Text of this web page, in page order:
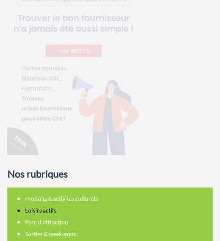
Nos rubriques
Produits & activités culturels
Loisirs actifs
Parc d’attraction
Sorties & week-ends